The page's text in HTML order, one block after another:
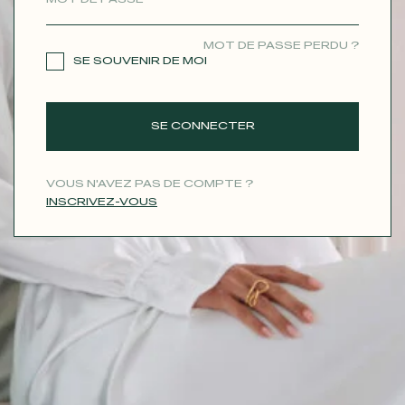
MOT DE PASSE PERDU ?
SE SOUVENIR DE MOI
SE CONNECTER
VOUS N'AVEZ PAS DE COMPTE ?
INSCRIVEZ-VOUS